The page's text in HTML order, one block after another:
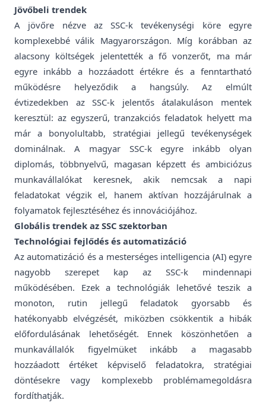
Jövőbeli trendek
A jövőre nézve az SSC-k tevékenységi köre egyre
komplexebbé válik Magyarországon. Míg korábban az
alacsony költségek jelentették a fő vonzerőt, ma már
egyre inkább a hozzáadott értékre és a fenntartható
működésre helyeződik a hangsúly. Az elmúlt
évtizedekben az SSC-k jelentős átalakuláson mentek
keresztül: az egyszerű, tranzakciós feladatok helyett ma
már a bonyolultabb, stratégiai jellegű tevékenységek
dominálnak. A magyar SSC-k egyre inkább olyan
diplomás, többnyelvű, magasan képzett és ambiciózus
munkavállalókat keresnek, akik nemcsak a napi
feladatokat végzik el, hanem aktívan hozzájárulnak a
folyamatok fejlesztéséhez és innovációjához.
Globális trendek az SSC szektorban
Technológiai fejlődés és automatizáció
Az automatizáció és a mesterséges intelligencia (AI) egyre
nagyobb szerepet kap az SSC-k mindennapi
működésében. Ezek a technológiák lehetővé teszik a
monoton, rutin jellegű feladatok gyorsabb és
hatékonyabb elvégzését, miközben csökkentik a hibák
előfordulásának lehetőségét. Ennek köszönhetően a
munkavállalók figyelmüket inkább a magasabb
hozzáadott értéket képviselő feladatokra, stratégiai
döntésekre vagy komplexebb problémamegoldásra
fordíthatják.